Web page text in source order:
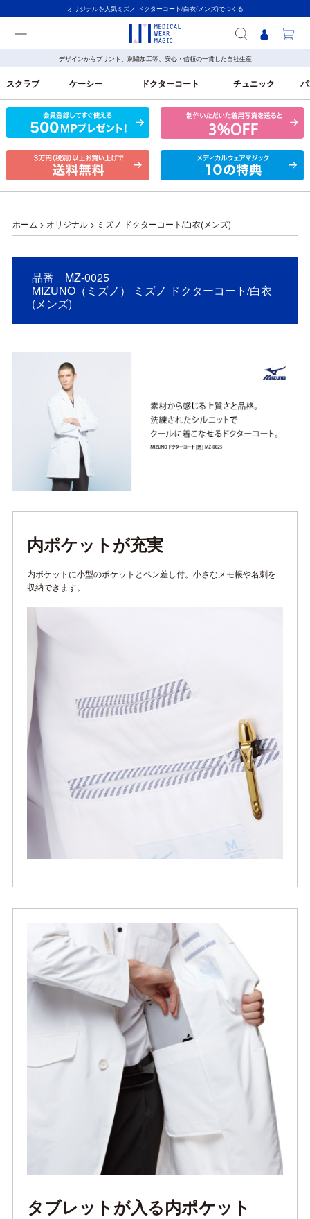
オリジナルを人気ミズノ ドクターコート/白衣(メンズ)でつくる
デザインからプリント、刺繍加工等、安心・信頼の一貫した自社生産
スクラブ ケーシー ドクターコート チュニック
ホーム > オリジナル > ミズノ ドクターコート/白衣(メンズ)
品番 MZ-0025
MIZUNO（ミズノ） ミズノ ドクターコート/白衣
(メンズ)
内ポケットが充実
内ポケットに小型のポケットとペン差し付。小さなメモ帳や名刺を
収納できます。
タブレットが入る内ポケット